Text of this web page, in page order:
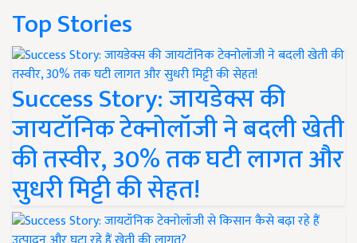
Top Stories
Success Story: जायडेक्स की
जायटॉनिक टेक्नोलॉजी ने बदली खेती
की तस्वीर, 30% तक घटी लागत और
सुधरी मिट्टी की सेहत!